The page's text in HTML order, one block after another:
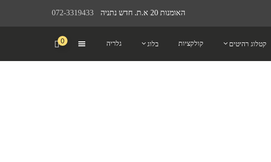
072-3319433 האומנות 20 א.ת. חדש נתניה
קטלוג רהיטים קולקציות בלוג גלריה 0